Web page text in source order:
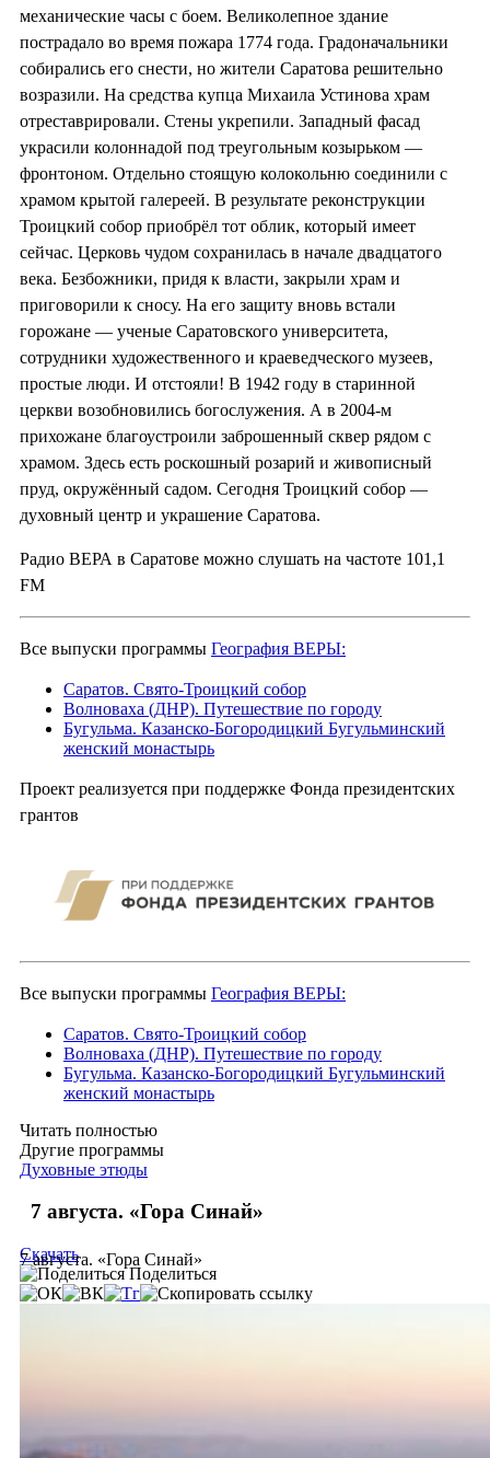
механические часы с боем. Великолепное здание
пострадало во время пожара 1774 года. Градоначальники
собирались его снести, но жители Саратова решительно
возразили. На средства купца Михаила Устинова храм
отреставрировали. Стены укрепили. Западный фасад
украсили колоннадой под треугольным козырьком —
фронтоном. Отдельно стоящую колокольню соединили с
храмом крытой галереей. В результате реконструкции
Троицкий собор приобрёл тот облик, который имеет
сейчас. Церковь чудом сохранилась в начале двадцатого
века. Безбожники, придя к власти, закрыли храм и
приговорили к сносу. На его защиту вновь встали
горожане — ученые Саратовского университета,
сотрудники художественного и краеведческого музеев,
простые люди. И отстояли! В 1942 году в старинной
церкви возобновились богослужения. А в 2004-м
прихожане благоустроили заброшенный сквер рядом с
храмом. Здесь есть роскошный розарий и живописный
пруд, окружённый садом. Сегодня Троицкий собор —
духовный центр и украшение Саратова.
Радио ВЕРА в Саратове можно слушать на частоте 101,1
FM
Все выпуски программы География ВЕРЫ:
Саратов. Свято-Троицкий собор
Волноваха (ДНР). Путешествие по городу
Бугульма. Казанско-Богородицкий Бугульминский
женский монастырь
Проект реализуется при поддержке Фонда президентских
грантов
Все выпуски программы География ВЕРЫ:
Саратов. Свято-Троицкий собор
Волноваха (ДНР). Путешествие по городу
Бугульма. Казанско-Богородицкий Бугульминский
женский монастырь
Читать полностью
Другие программы
Духовные этюды
7 августа. «Гора Синай»
7 августа. «Гора Синай»
Скачать
Поделиться